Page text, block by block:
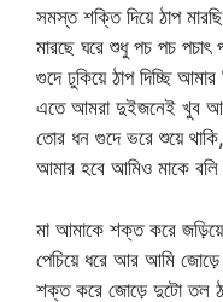
সমস্ত শক্তি দিয়ে ঠাপ
মারছে ঘরে শুধু পচ পচ
গুদে ঢুকিয়ে ঠাপ দিচ্ছি
এতে আমরা দুইজনেই খুব
তোর ধন গুদে ভরে শুয়ে থাকি,
আমার হবে আমিও মাকে বলি
মা আমাকে শক্ত করে
পেচিয়ে ধরে আর আমি জোড়ে
শক্ত করে জোড়ে দুটো তল